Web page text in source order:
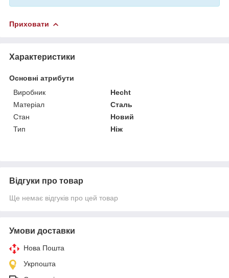
Приховати
Характеристики
Основні атрибути
Виробник
Hecht
Матеріал
Сталь
Стан
Новий
Тип
Ніж
Відгуки про товар
Ще немає відгуків про цей товар
Умови доставки
Нова Пошта
Укрпошта